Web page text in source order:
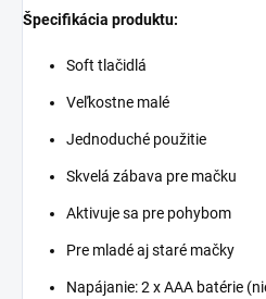
Špecifikácia produktu:
Soft tlačidlá
Veľkostne malé
Jednoduché použitie
Skvelá zábava pre mačku
Aktivuje sa pre pohybom
Pre mladé aj staré mačky
Napájanie: 2 x AAA batérie